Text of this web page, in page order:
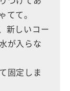
て。
新しいコー
が入らな
固定しま